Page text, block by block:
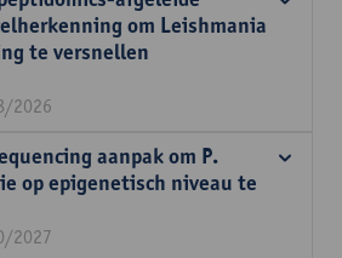
om Leishmania
te versnellen
2026
aanpak om P.
op epigenetisch niveau te
2027